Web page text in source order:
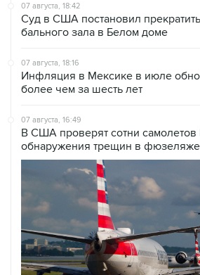
07 августа, 18:42
Суд в США постановил прекратить
бального зала в Белом доме
07 августа, 18:16
Инфляция в Мексике в июле
более чем за шесть лет
07 августа, 16:49
В США проверят сотни самолетов
обнаружения трещин в фюзеляже